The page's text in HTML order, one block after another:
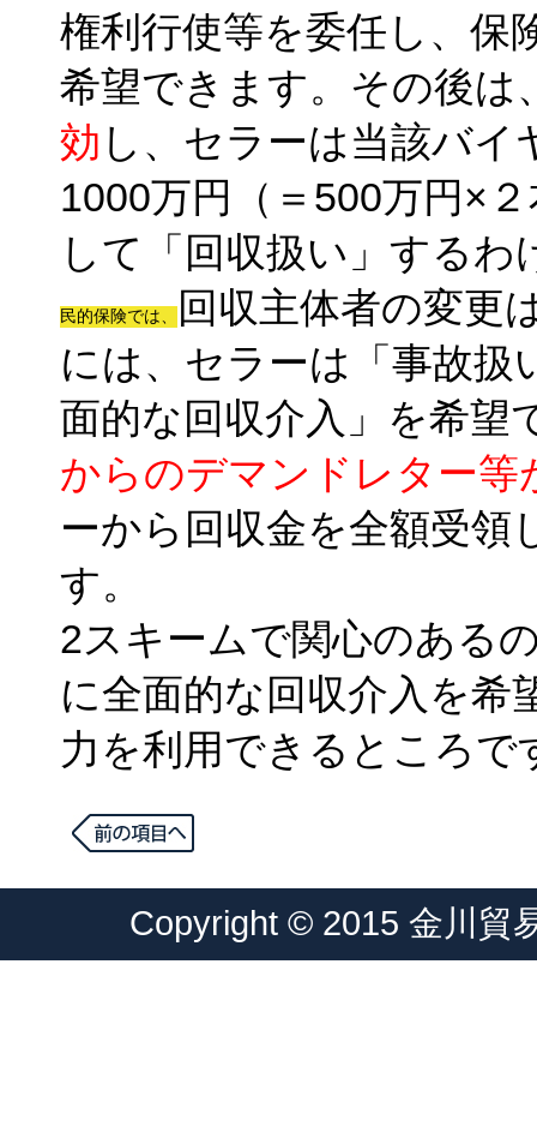
権利行使等を委任し、保
希望できます。その後は
効 し、セラーは当該バイ
1000万円（＝500万円×
して「回収扱い」するわ
民的保険では、
回収主体者の変更
には、セラーは「事故扱
面的な回収介入」を希望
からのデマンドレター等
ーから回収金を全額受領
す。
2スキームで関心のある
に全面的な回収介入を希
力を利用できるところで
Copyright © 2015 金川貿